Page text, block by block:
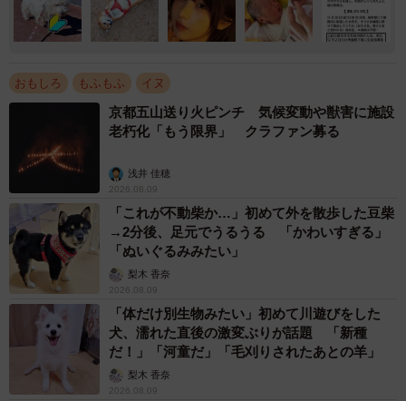
おもしろ もふもふ イヌ
京都五山送り火ピンチ 気候変動や獣害に施設
老朽化「もう限界」 クラファン募る
浅井 佳穂
2026.08.09
「これが不動柴か…」初めて外を散歩した豆柴
→2分後、足元でうるうる 「かわいすぎる」
「ぬいぐるみみたい」
梨木 香奈
2026.08.09
「体だけ別生物みたい」初めて川遊びをした
犬、濡れた直後の激変ぶりが話題 「新種
だ！」「河童だ」「毛刈りされたあとの羊」
梨木 香奈
2026.08.09